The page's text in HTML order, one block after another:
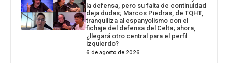
la defensa, pero su falta de continuidad
deja dudas; Marcos Piedras, de TQHT,
tranquiliza al espanyolismo con el
fichaje del defensa del Celta; ahora,
¿llegará otro central para el perfil
izquierdo?
6 de agosto de 2026